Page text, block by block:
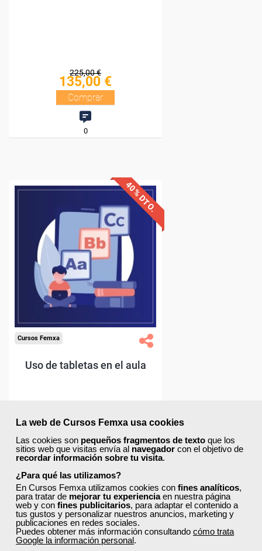
La web de Cursos Femxa usa cookies
Las cookies son pequeños fragmentos de texto que los
sitios web que visitas envía al navegador con el objetivo de
recordar información sobre tu visita.
¿Para qué las utilizamos?
En Cursos Femxa utilizamos cookies con fines analíticos,
para tratar de mejorar tu experienciaen nuestra página
web y con fines publicitarios, para adaptar el contenido a
tus gustos y personalizar nuestros anuncios, marketing y
publicaciones en redes sociales.
Puedes obtener más información consultando cómo trata
Google la información personal.